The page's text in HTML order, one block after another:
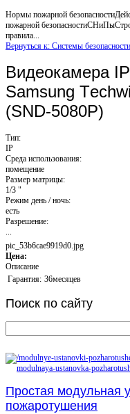
Нормы пожарной
пожарной
правила...
Вернуться к: Системы безопасности
Видеокамера
Samsung
(SND-5080P)
Тип:
IP
Среда использования:
помещение
Размер матрицы:
1/3 "
Режим день / ночь:
есть
Разрешение:
pic_53b6cae9919d0.jpg
Цена:
Описание
Гарантия: 36месяцев
Поиск по сайту
Простая модульная
пожаротушения